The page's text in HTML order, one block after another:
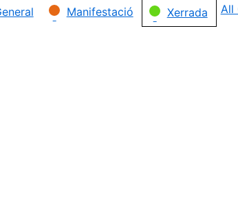
Manifestació Xerrada All